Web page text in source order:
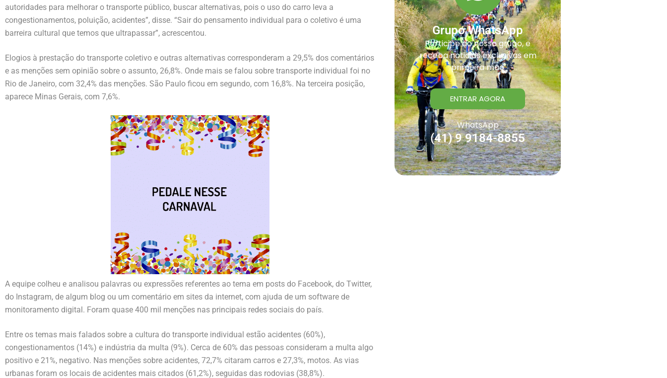
autoridades para melhorar o transporte público, buscar alternativas, pois o uso do carro leva a
congestionamentos, poluição, acidentes”, disse. “Sair do pensamento individual para o coletivo é uma
barreira cultural que temos que ultrapassar”, acrescentou.
Elogios à prestação do transporte coletivo e outras alternativas corresponderam a 29,5% dos comentários
e as menções sem opinião sobre o assunto, 26,8%. Onde mais se falou sobre transporte individual foi no
Rio de Janeiro, com 32,4% das menções. São Paulo ficou em segundo, com 16,8%. Na terceira posição,
aparece Minas Gerais, com 7,6%.
A equipe colheu e analisou palavras ou expressões referentes ao tema em posts do Facebook, do Twitter,
do Instagram, de algum blog ou um comentário em sites da internet, com ajuda de um software de
monitoramento digital. Foram quase 400 mil menções nas principais redes sociais do país.
Entre os temas mais falados sobre a cultura do transporte individual estão acidentes (60%),
congestionamentos (14%) e indústria da multa (9%). Cerca de 60% das pessoas consideram a multa algo
positivo e 21%, negativo. Nas menções sobre acidentes, 72,7% citaram carros e 27,3%, motos. As vias
urbanas foram os locais de acidentes mais citados (61,2%), seguidas das rodovias (38,8%).
Grupo WhatsApp
Participe do nosso grupo, e
receba noticias exclusivas em
primeira mão
ENTRAR AGORA
WhatsApp
(41) 9 9184-8855